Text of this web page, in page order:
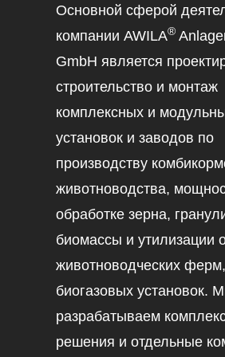
Основной сферой
компании AWILA®
GmbH является
строительство и монтаж
комплексных и
установок и заводов по
производству
животноводства,
обработке зерна,
биомассы и утилизации
животноводческих
биогазовых установок.
разрабатываем
решения и отдельные